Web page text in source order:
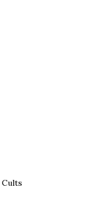
Cults